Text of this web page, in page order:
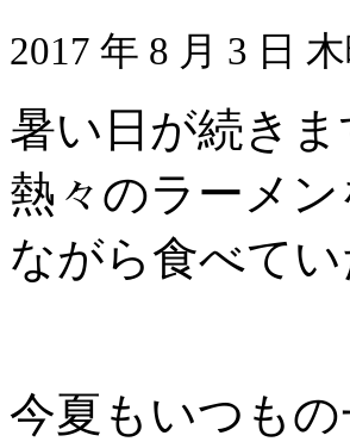
2017 年 8 月 3 日
暑い日が続きま
熱々のラーメ
ながら食べて
今夏もいつも